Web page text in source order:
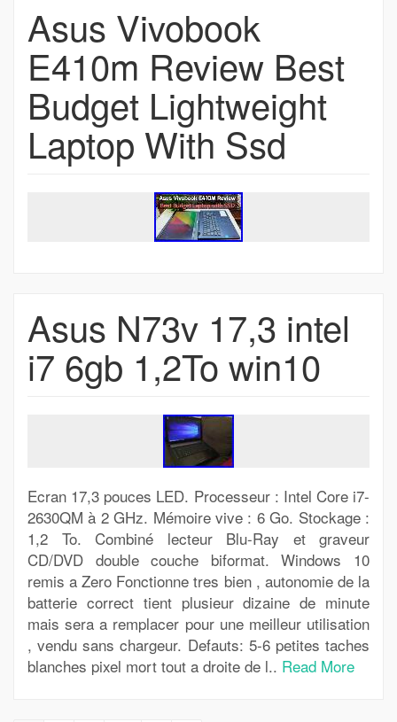
Asus Vivobook
E410m Review Best
Budget Lightweight
Laptop With Ssd
Asus N73v 17,3 intel
i7 6gb 1,2To win10
Ecran 17,3 pouces LED. Processeur : Intel Core i7-
2630QM à 2 GHz. Mémoire vive : 6 Go. Stockage :
1,2 To. Combiné lecteur Blu-Ray et graveur
CD/DVD double couche biformat. Windows 10
remis a Zero Fonctionne tres bien , autonomie de la
batterie correct tient plusieur dizaine de minute
mais sera a remplacer pour une meilleur utilisation
, vendu sans chargeur. Defauts: 5-6 petites taches
blanches pixel mort tout a droite de l.. Read More